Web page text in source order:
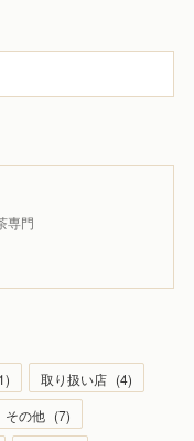
専門
) 取り扱い店 (4)
その他 (7)